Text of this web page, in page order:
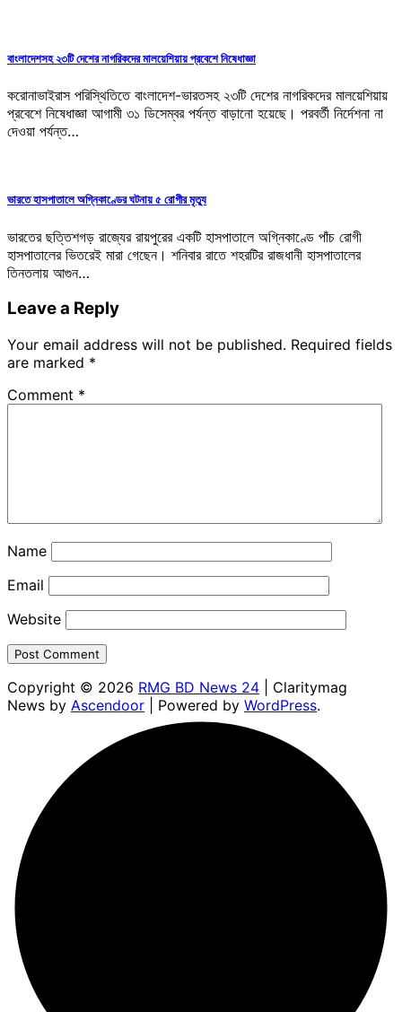
বাংলাদেশসহ ২৩টি দেশের নাগরিকদের মালয়েশিয়ায় প্রবেশে নিষেধাজ্ঞা
করোনাভাইরাস পরিস্থিতিতে বাংলাদেশ-ভারতসহ ২৩টি দেশের নাগরিকদের মালয়েশিয়ায়
প্রবেশে নিষেধাজ্ঞা আগামী ৩১ ডিসেম্বর পর্যন্ত বাড়ানো হয়েছে। পরবর্তী নির্দেশনা না
দেওয়া পর্যন্ত…
ভারতে হাসপাতালে অগ্নিকাণ্ডের ঘটনায় ৫ রোগীর মৃত্যু
ভারতের ছত্তিশগড় রাজ্যের রায়পুরের একটি হাসপাতালে অগ্নিকাণ্ডে পাঁচ রোগী
হাসপাতালের ভিতরেই মারা গেছেন। শনিবার রাতে শহরটির রাজধানী হাসপাতালের
তিনতলায় আগুন…
Leave a Reply
Your email address will not be published. Required fields
are marked *
Comment *
Name
Email
Website
Copyright © 2026 RMG BD News 24 | Claritymag
News by Ascendoor | Powered by WordPress.